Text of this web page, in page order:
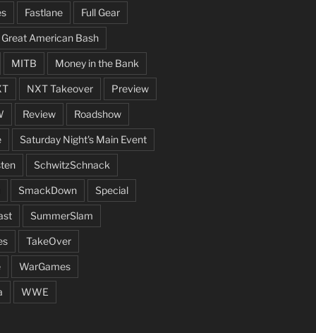
Fastlane Full Gear
Great American Bash
MITB Money in the Bank
NXT Takeover Preview
Review Roadshow
Saturday Night's Main Event
SchwitzSchnack
SmackDown Special
SummerSlam
TakeOver
WarGames
WWE